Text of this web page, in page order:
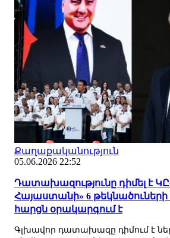
Քաղաքականություն
05.06.2026 22:52
Դատախազությունը դիմել է
Հայաստանի» 6
հարցն օրակարգում է
Գլխավոր դատախազը դիմում է